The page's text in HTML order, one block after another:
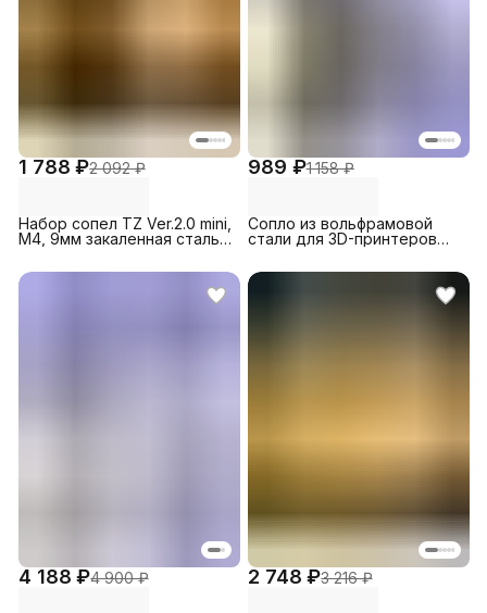
1 788 ₽2 092 ₽
Набор сопел TZ Ver.2.0 mini,
M4, 9мм закаленная сталь
для 3D-принтера Bambu
Lab A1/A1
989 ₽1 158 ₽
Сопло из вольфрамовой
стали для 3D-принтеров
Neo, 0.4 (1 шт.)
4 188 ₽4 900 ₽ 2 748 ₽3 216 ₽